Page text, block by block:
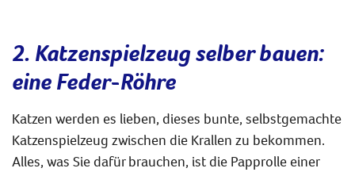
2. Katzenspielzeug selber bauen:
eine Feder-Röhre
Katzen werden es lieben, dieses bunte, selbstgemachte
Katzenspielzeug zwischen die Krallen zu bekommen.
Alles, was Sie dafür brauchen, ist die Papprolle einer